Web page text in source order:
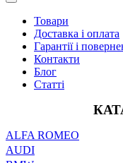
Товари
Доставка і оплата
Гарантії і
Контакти
Блог
Статті
ALFA ROMEO
AUDI